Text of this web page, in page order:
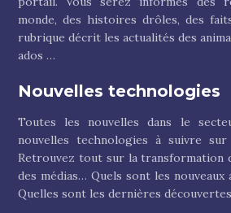
monde, des histoires drôles, des
rubrique décrit les actualités des
ados …
Nouvelles technologies
Toutes les nouvelles dans le
nouvelles technologies à suivre
Retrouvez tout sur la transformation
des médias… Quels sont les
Quelles sont les dernières